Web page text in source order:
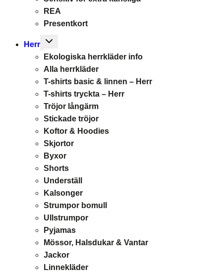
REA
Presentkort
Herr
Toggle
menu
Ekologiska herrkläder info
Alla herrkläder
T-shirts basic & linnen – Herr
T-shirts tryckta – Herr
Tröjor långärm
Stickade tröjor
Koftor & Hoodies
Skjortor
Byxor
Shorts
Underställ
Kalsonger
Strumpor bomull
Ullstrumpor
Pyjamas
Mössor, Halsdukar & Vantar
Jackor
Linnekläder